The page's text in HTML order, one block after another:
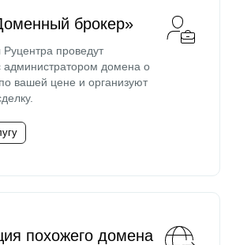
брокер»
проведут
администратором домена о
вашей цене и организуют
похожего домена